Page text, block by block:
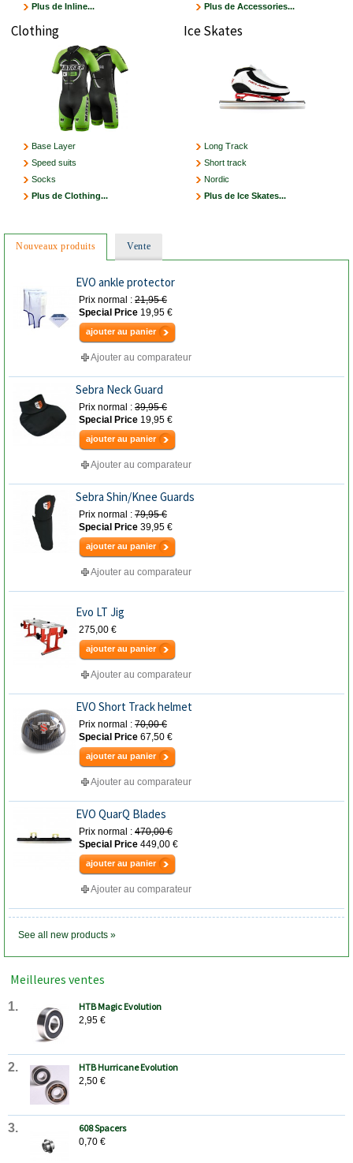
Plus de Inline...
Plus de Accessories...
Clothing
Base Layer
Speed suits
Socks
Plus de Clothing...
Ice Skates
Long Track
Short track
Nordic
Plus de Ice Skates...
Nouveaux produits Vente
EVO ankle protector
Prix normal : 21,95 €
Special Price 19,95 €
ajouter au panier
Ajouter au comparateur
Sebra Neck Guard
Prix normal : 39,95 €
Special Price 19,95 €
ajouter au panier
Ajouter au comparateur
Sebra Shin/Knee Guards
Prix normal : 79,95 €
Special Price 39,95 €
ajouter au panier
Ajouter au comparateur
Evo LT Jig
275,00 €
ajouter au panier
Ajouter au comparateur
EVO Short Track helmet
Prix normal : 70,00 €
Special Price 67,50 €
ajouter au panier
Ajouter au comparateur
EVO QuarQ Blades
Prix normal : 470,00 €
Special Price 449,00 €
ajouter au panier
Ajouter au comparateur
See all new products »
Meilleures ventes
1 HTB Magic Evolution
2,95 €
2 HTB Hurricane Evolution
2,50 €
3 608 Spacers
0,70 €